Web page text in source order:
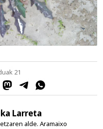
21
Larreta
alde. Aramaixo